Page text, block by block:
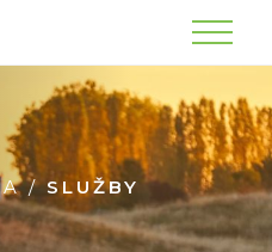
Menu
/SLUŽBY